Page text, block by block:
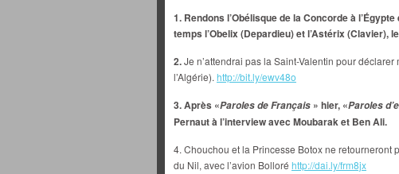
1. Rendons l’Obélisque de la Concorde à
temps l’Obelix (Depardieu) et l’Astérix (Clavier),
2.Je n’attendrai pas la Saint-Valentin pour déclarer
l’Algérie). http://bit.ly/ewv48o
3. Après «Paroles de Français » hier, «Paroles
Pernaut à l’interview avec Moubarak et Ben Ali.
4. Chouchou et la Princesse Botox ne retourneront
du Nil, avec l’avion Bolloré http://dai.ly/frm8jx